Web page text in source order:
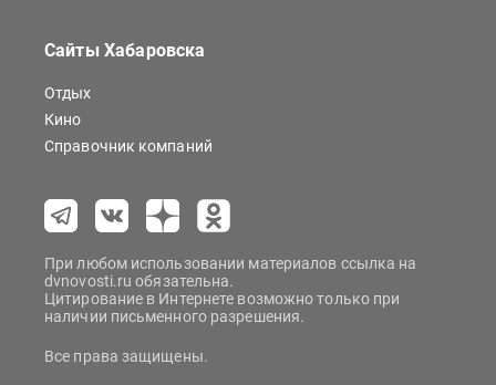
Сайты Хабаровска
Отдых
Кино
Справочник компаний
При любом использовании материалов ссылка на
dvnovosti.ru обязательна.
Цитирование в Интернете возможно только при
наличии письменного разрешения.
Все права защищены.